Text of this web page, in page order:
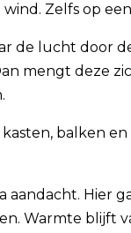
Zelfs op
de lucht door
mengt deze
kasten, balken
Hier
Warmte blijft